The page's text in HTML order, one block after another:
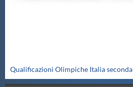
Qualificazioni Olimpiche Italia seconda